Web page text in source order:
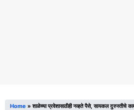
Home »शाळेच्या प्रवेशासाठीही नव्हते पैसे, सायकल दुरुस्तीचे